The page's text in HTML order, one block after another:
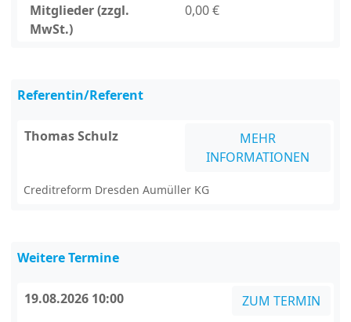
Mitglieder (zzgl.
MwSt.)
0,00 €
Referentin/Referent
Thomas Schulz
MEHR
INFORMATIONEN
Creditreform Dresden Aumüller KG
Weitere Termine
19.08.2026 10:00 ZUM TERMIN